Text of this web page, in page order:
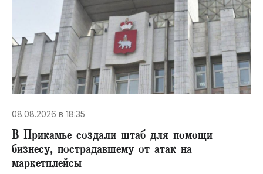
08.08.2026 в 18:35
В Прикамье создали штаб для помощи
бизнесу, пострадавшему от атак на
маркетплейсы